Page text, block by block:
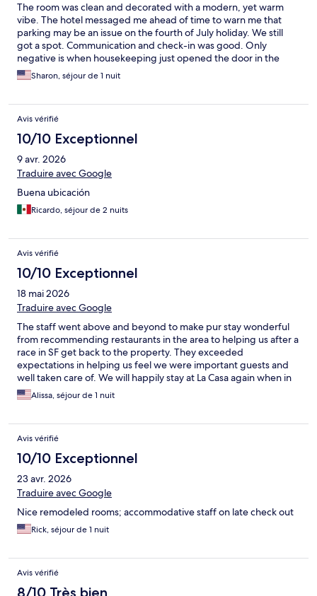
The room was clean and decorated with a modern, yet warm
vibe. The hotel messaged me ahead of time to warn me that
parking may be an issue on the fourth of July holiday. We still
got a spot. Communication and check-in was good. Only
negative is when housekeeping just opened the door in the
morning without knocking. Slightly awkward. Overall, nice stay.
Sharon, séjour de 1 nuit
Avis vérifié
10/10 Exceptionnel
9 avr. 2026
Traduire avec Google
Buena ubicación
Ricardo, séjour de 2 nuits
Avis vérifié
10/10 Exceptionnel
18 mai 2026
Traduire avec Google
The staff went above and beyond to make pur stay wonderful
from recommending restaurants in the area to helping us after a
race in SF get back to the property. They exceeded
expectations in helping us feel we were important guests and
well taken care of. We will happily stay at La Casa again when in
SF.Alissa, séjour de 1 nuit
Avis vérifié
10/10 Exceptionnel
23 avr. 2026
Traduire avec Google
Nice remodeled rooms; accommodative staff on late check out
Rick, séjour de 1 nuit
Avis vérifié